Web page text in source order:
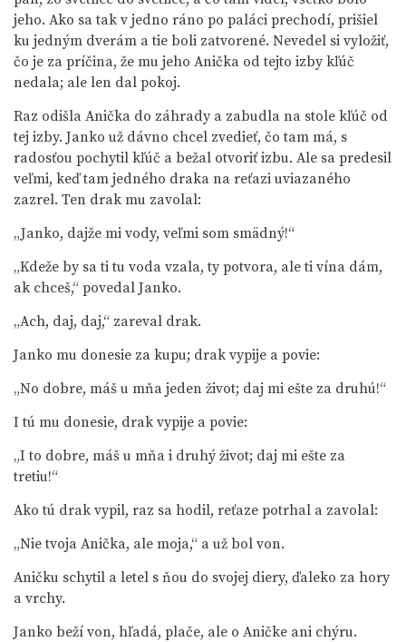
jeho. Ako sa tak v jedno ráno po paláci prechodí, prišiel
ku jedným dverám a tie boli zatvorené. Nevedel si vyložiť,
čo je za príčina, že mu jeho Anička od tejto izby kľúč
nedala; ale len dal pokoj.
Raz odišla Anička do záhrady a zabudla na stole kľúč od
tej izby. Janko už dávno chcel zvedieť, čo tam má, s
radosťou pochytil kľúč a bežal otvoriť izbu. Ale sa predesil
veľmi, keď tam jedného draka na reťazi uviazaného
zazrel. Ten drak mu zavolal:
„Janko, dajže mi vody, veľmi som smädný!“
„Kdeže by sa ti tu voda vzala, ty potvora, ale ti vína dám,
ak chceš,“ povedal Janko.
„Ach, daj, daj,“ zareval drak.
Janko mu donesie za kupu; drak vypije a povie:
„No dobre, máš u mňa jeden život; daj mi ešte za druhú!“
I tú mu donesie, drak vypije a povie:
„I to dobre, máš u mňa i druhý život; daj mi ešte za
tretiu!“
Ako tú drak vypil, raz sa hodil, reťaze potrhal a zavolal:
„Nie tvoja Anička, ale moja,“ a už bol von.
Aničku schytil a letel s ňou do svojej diery, ďaleko za hory
a vrchy.
Janko beží von, hľadá, plače, ale o Aničke ani chýru.